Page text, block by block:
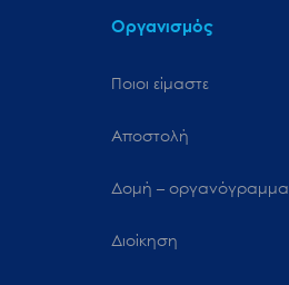
Οργανισμός
Ποιοι είμαστε
Αποστολή
Δομή – οργανόγραμμα
Διοίκηση